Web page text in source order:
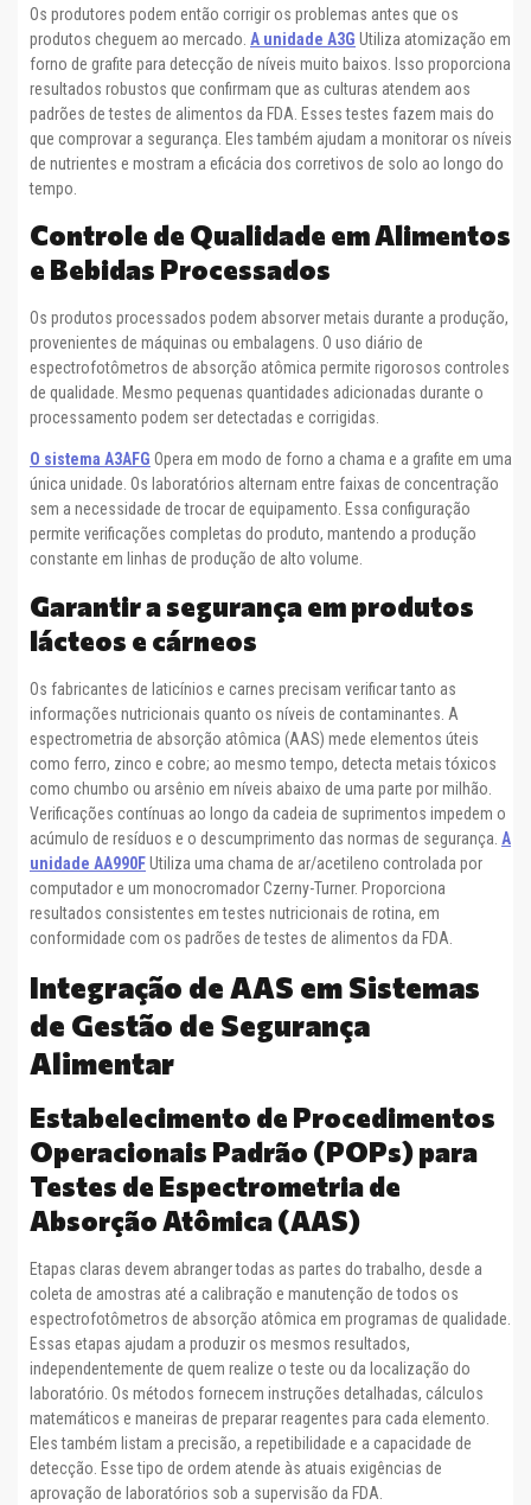
Os produtores podem então corrigir os problemas antes que os
produtos cheguem ao mercado. A unidade A3G Utiliza atomização em
forno de grafite para detecção de níveis muito baixos. Isso proporciona
resultados robustos que confirmam que as culturas atendem aos
padrões de testes de alimentos da FDA. Esses testes fazem mais do
que comprovar a segurança. Eles também ajudam a monitorar os níveis
de nutrientes e mostram a eficácia dos corretivos de solo ao longo do
tempo.
Controle de Qualidade em Alimentos
e Bebidas Processados
Os produtos processados ​​podem absorver metais durante a produção,
provenientes de máquinas ou embalagens. O uso diário de
espectrofotômetros de absorção atômica permite rigorosos controles
de qualidade. Mesmo pequenas quantidades adicionadas durante o
processamento podem ser detectadas e corrigidas.
O sistema A3AFG Opera em modo de forno a chama e a grafite em uma
única unidade. Os laboratórios alternam entre faixas de concentração
sem a necessidade de trocar de equipamento. Essa configuração
permite verificações completas do produto, mantendo a produção
constante em linhas de produção de alto volume.
Garantir a segurança em produtos
lácteos e cárneos
Os fabricantes de laticínios e carnes precisam verificar tanto as
informações nutricionais quanto os níveis de contaminantes. A
espectrometria de absorção atômica (AAS) mede elementos úteis
como ferro, zinco e cobre; ao mesmo tempo, detecta metais tóxicos
como chumbo ou arsênio em níveis abaixo de uma parte por milhão.
Verificações contínuas ao longo da cadeia de suprimentos impedem o
acúmulo de resíduos e o descumprimento das normas de segurança. A
unidade AA990FUtiliza uma chama de ar/acetileno controlada por
computador e um monocromador Czerny-Turner. Proporciona
resultados consistentes em testes nutricionais de rotina, em
conformidade com os padrões de testes de alimentos da FDA.
Integração de AAS em Sistemas
de Gestão de Segurança
Alimentar
Estabelecimento de Procedimentos
Operacionais Padrão (POPs) para
Testes de Espectrometria de
Absorção Atômica (AAS)
Etapas claras devem abranger todas as partes do trabalho, desde a
coleta de amostras até a calibração e manutenção de todos os
espectrofotômetros de absorção atômica em programas de qualidade.
Essas etapas ajudam a produzir os mesmos resultados,
independentemente de quem realize o teste ou da localização do
laboratório. Os métodos fornecem instruções detalhadas, cálculos
matemáticos e maneiras de preparar reagentes para cada elemento.
Eles também listam a precisão, a repetibilidade e a capacidade de
detecção. Esse tipo de ordem atende às atuais exigências de
aprovação de laboratórios sob a supervisão da FDA.